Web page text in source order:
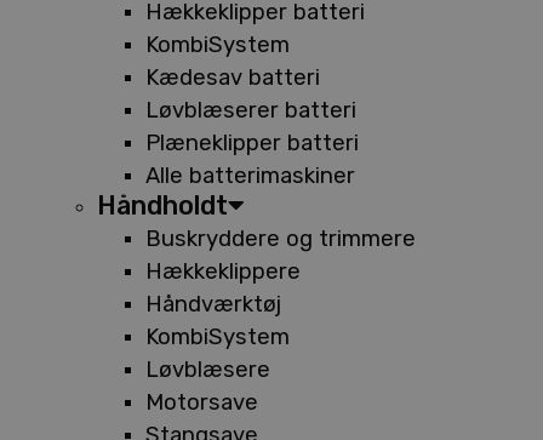
Hækkeklipper batteri
KombiSystem
Kædesav batteri
Løvblæserer batteri
Plæneklipper batteri
Alle batterimaskiner
Håndholdt
Buskryddere og trimmere
Hækkeklippere
Håndværktøj
KombiSystem
Løvblæsere
Motorsave